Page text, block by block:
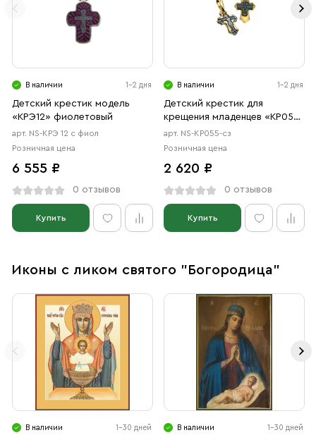
В наличии 1-2 дня
Детский крестик модель
«КРЭ12» фиолетовый
арт. NS-КРЭ 12 с фиол
Розничная цена
6 555 ₽
0 отзывов
Купить
В наличии 1-2 дня
Детский крестик для
крещения младенцев «КР055»
серебро/золочение
арт. NS-КР055-сз
Розничная цена
2 620 ₽
0 отзывов
Купить
Иконы с ликом святого "Богородица"
В наличии 1-30 дней В наличии 1-30 дней